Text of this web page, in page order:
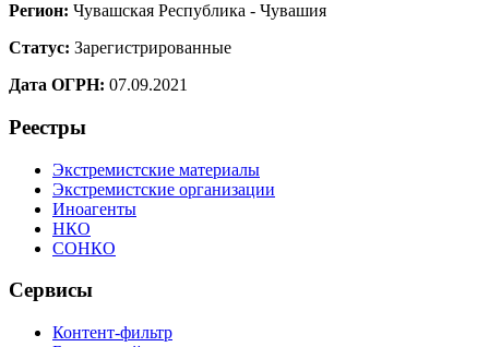
Регион: Чувашская Республика - Чувашия
Статус: Зарегистрированные
Дата ОГРН: 07.09.2021
Реестры
Экстремистские материалы
Экстремистские организации
Иноагенты
НКО
СОНКО
Сервисы
Контент-фильтр